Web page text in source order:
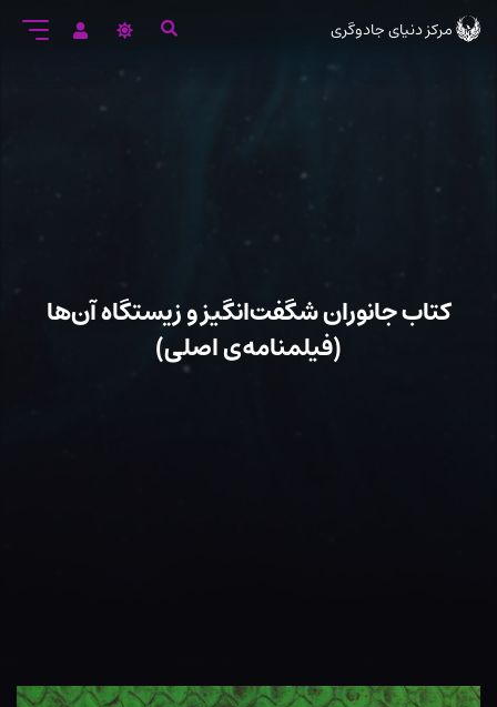
ورود
مرکز دنیای جادوگری
کتاب جانوران شگفت‌انگیز و زیستگاه آن‌ها
(فیلمنامه‌ی اصلی)